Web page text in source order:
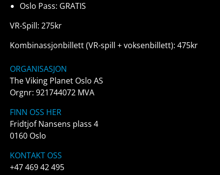
Oslo Pass: GRATIS
VR-Spill: 275kr
Kombinassjonbillett (VR-spill + voksenbillett): 475kr
ORGANISASJON
The Viking Planet Oslo AS
Orgnr: 921744072 MVA
FINN OSS HER
Fridtjof Nansens plass 4
0160 Oslo
KONTAKT OSS
+47 469 42 495